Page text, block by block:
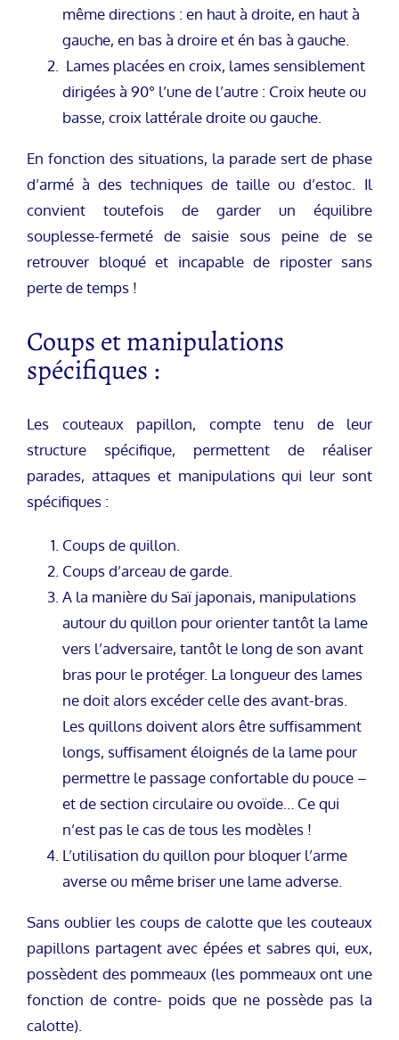
même directions : en haut à droite, en haut à
gauche, en bas à droire et én bas à gauche.
Lames placées en croix, lames sensiblement
dirigées à 90° l’une de l’autre : Croix heute ou
basse, croix lattérale droite ou gauche.
En fonction des situations, la parade sert de phase
d’armé à des techniques de taille ou d’estoc. Il
convient toutefois de garder un équilibre
souplesse-fermeté de saisie sous peine de se
retrouver bloqué et incapable de riposter sans
perte de temps !
Coups et manipulations
spécifiques :
Les couteaux papillon, compte tenu de leur
structure spécifique, permettent de réaliser
parades, attaques et manipulations qui leur sont
spécifiques :
Coups de quillon.
Coups d’arceau de garde.
A la manière du Saï japonais, manipulations
autour du quillon pour orienter tantôt la lame
vers l’adversaire, tantôt le long de son avant
bras pour le protéger. La longueur des lames
ne doit alors excéder celle des avant-bras.
Les quillons doivent alors être suffisamment
longs, suffisament éloignés de la lame pour
permettre le passage confortable du pouce –
et de section circulaire ou ovoïde… Ce qui
n’est pas le cas de tous les modèles !
L’utilisation du quillon pour bloquer l’arme
averse ou même briser une lame adverse.
Sans oublier les coups de calotte que les couteaux
papillons partagent avec épées et sabres qui, eux,
possèdent des pommeaux (les pommeaux ont une
fonction de contre- poids que ne possède pas la
calotte).